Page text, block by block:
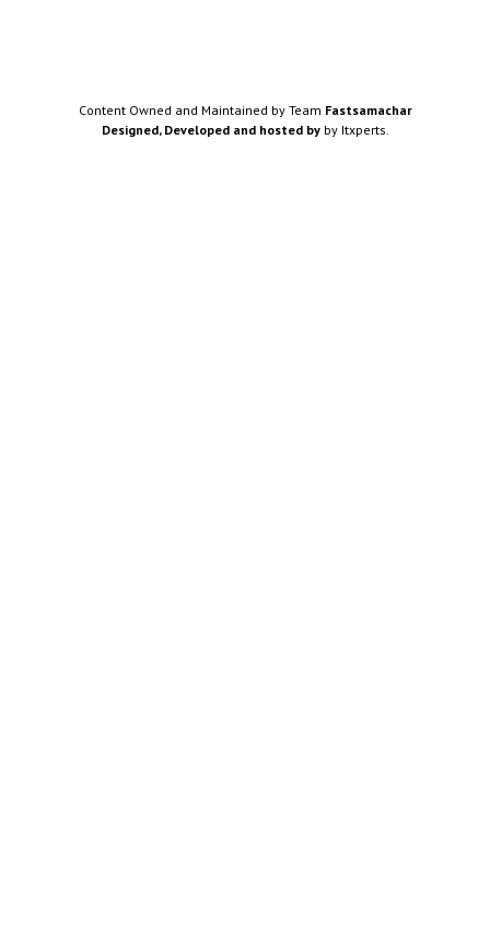
Content Owned and Maintained by Team Fastsamachar
Designed, Developed and hosted byby Itxperts.